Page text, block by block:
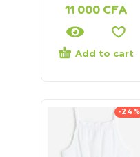
11 000 CFA
Add to cart
-24%